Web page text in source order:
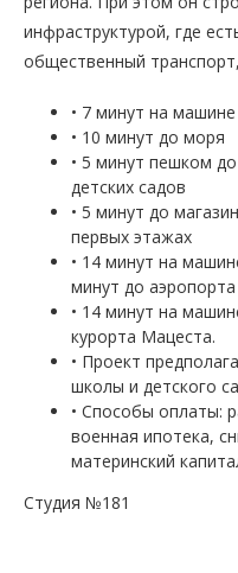
инфраструктурой, где
общественный
• 7 минут на
• 10 минут до моря
• 5 минут пешком
детских садов
• 5 минут до
первых этажах
• 14 минут на
минут до аэропорта
• 14 минут на
курорта Мацеста.
• Проект
школы и детского
• Способы оплаты:
военная ипотека,
материнский
Студия №181